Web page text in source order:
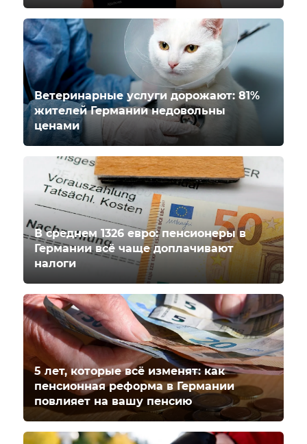
Ветеринарные услуги дорожают: 81%
жителей Германии недовольны
ценами
В среднем 1326 евро: пенсионеры в
Германии всё чаще доплачивают
налоги
5 лет, которые всё изменят: как
пенсионная реформа в Германии
повлияет на вашу пенсию